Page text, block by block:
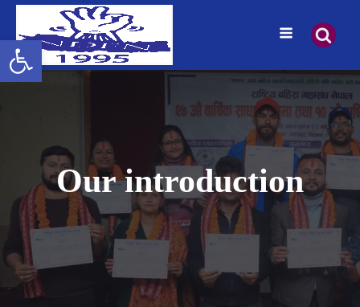
Our introduction
Open toolbar